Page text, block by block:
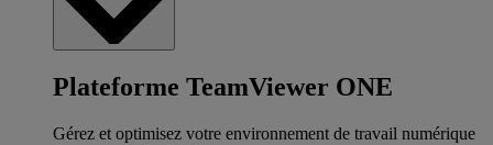
Plateforme TeamViewer ONE
Gérez et optimisez votre environnement de travail numérique